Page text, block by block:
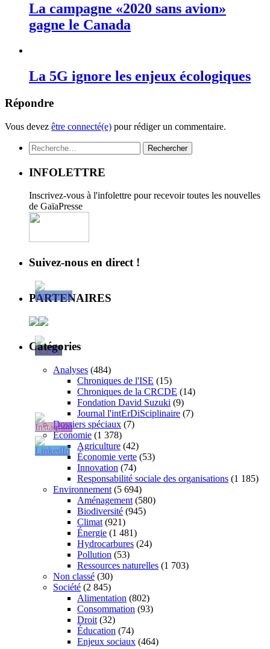
La campagne «2020 sans avion»
gagne le Canada
La 5G ignore les enjeux écologiques
Répondre
Vous devez être connecté(e) pour rédiger un commentaire.
Rechercher :
INFOLETTRE
Inscrivez-vous à l'infolettre pour recevoir toutes les nouvelles
de GaïaPresse
Suivez-nous en direct !
PARTENAIRES
Catégories
Analyses (484)
Chroniques de l'ISE (15)
Chroniques de la CRCDE (14)
Fondation David Suzuki (9)
Journal l'intErDiSciplinaire (7)
Dossiers spéciaux (7)
Économie (1 378)
Agriculture (42)
Économie verte (53)
Innovation (74)
Responsabilité sociale des organisations (1 185)
Environnement (5 694)
Aménagement (580)
Biodiversité (945)
Climat (921)
Énergie (1 481)
Hydrocarbures (24)
Pollution (53)
Ressources naturelles (1 703)
Non classé (30)
Société (2 845)
Alimentation (802)
Consommation (93)
Droit (32)
Éducation (74)
Enjeux sociaux (464)